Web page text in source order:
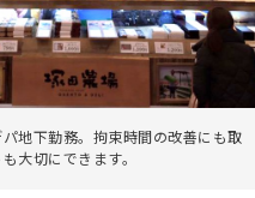
地下勤務。拘束時間の改善にも取
大切にできます。